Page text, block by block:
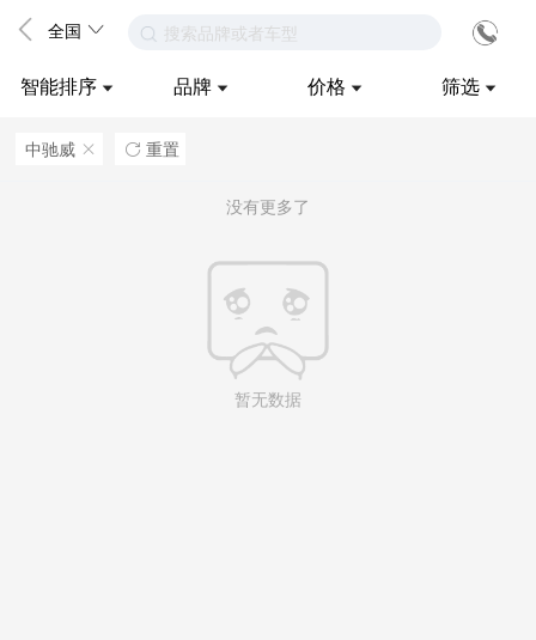
全国 搜索品牌或者车型
智能排序 品牌 价格 筛选
中驰威 ဆ  重置
没有更多了